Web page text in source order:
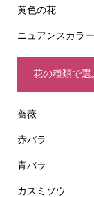
黄色の花
ニュアンスカラ
花の種類で選
薔薇
赤バラ
青バラ
カスミソウ